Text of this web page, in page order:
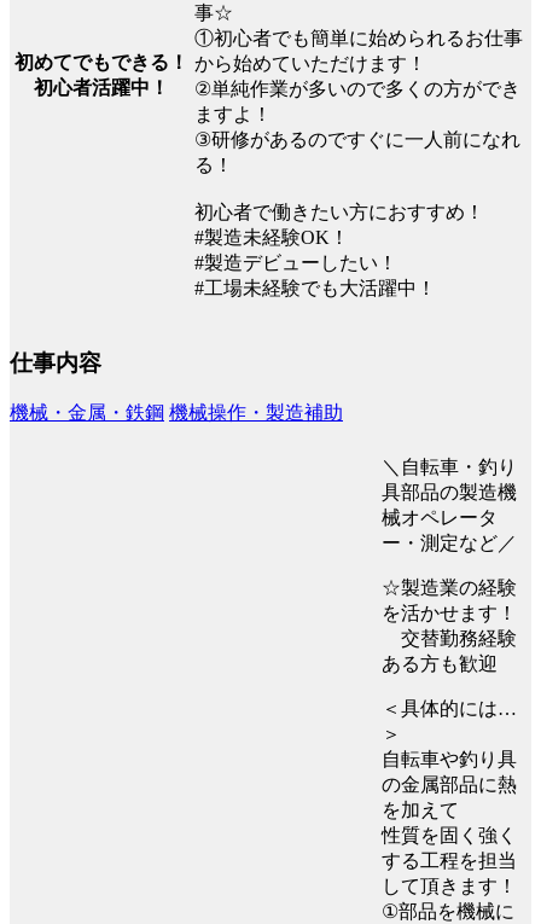
初めてでもできる！
初心者活躍中！
事☆
①初心者でも簡単に始められるお仕事
から始めていただけます！
②単純作業が多いので多くの方ができ
ますよ！
③研修があるのですぐに一人前になれ
る！
初心者で働きたい方におすすめ！
#製造未経験OK！
#製造デビューしたい！
#工場未経験でも大活躍中！
仕事内容
機械・金属・鉄鋼 機械操作・製造補助
＼自転車・釣り
具部品の製造機
械オペレータ
ー・測定など／
☆製造業の経験
を活かせます！
交替勤務経験
ある方も歓迎
＜具体的には…
＞
自転車や釣り具
の金属部品に熱
を加えて
性質を固く強く
する工程を担当
して頂きます！
①部品を機械に